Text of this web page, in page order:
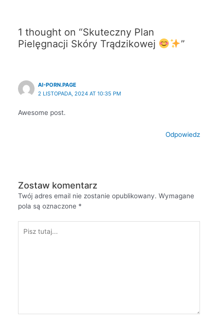
1 thought on “Skuteczny Plan
Pielęgnacji Skóry Trądzikowej
”
AI-PORN.PAGE
2 LISTOPADA, 2024 AT 10:35 PM
Awesome post.
Odpowiedz
Zostaw komentarz
Twój adres email nie zostanie opublikowany. Wymagane
pola są oznaczone *
tutaj...